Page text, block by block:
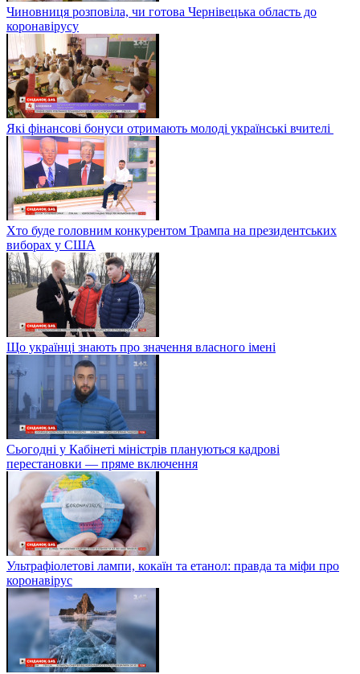
Чиновниця розповіла, чи готова Чернівецька область до
коронавірусу
Які фінансові бонуси отримають молоді українські вчителі
Хто буде головним конкурентом Трампа на президентських
виборах у США
Що українці знають про значення власного імені
Сьогодні у Кабінеті міністрів плануються кадрові
перестановки — пряме включення
Ультрафіолетові лампи, кокаїн та етанол: правда та міфи про
коронавірус